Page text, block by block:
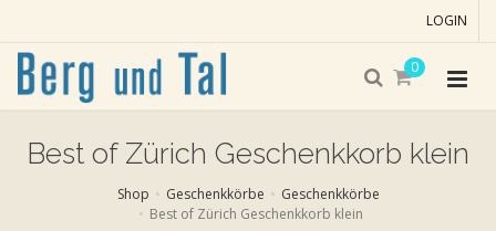
LOGIN
0
Best of Zürich Geschenkkorb klein
Shop Geschenkkörbe
Geschenkkörbe
Best of Zürich Geschenkkorb klein